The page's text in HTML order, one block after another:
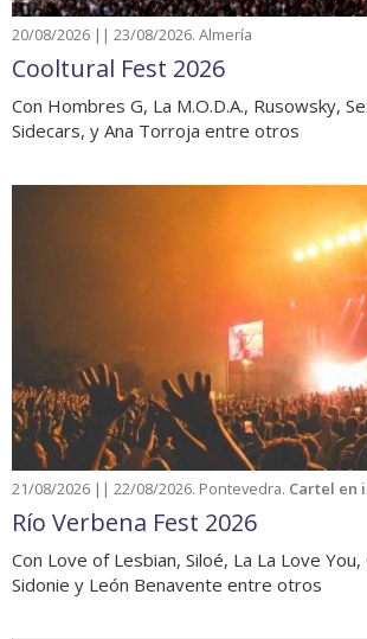
20/08/2026 || 23/08/2026. Almería
Cooltural Fest 2026
Con Hombres G, La M.O.D.A., Rusowsky,
Sidecars, y Ana Torroja entre otros
21/08/2026 || 22/08/2026. Pontevedra. Cartel en
Río Verbena Fest 2026
Con Love of Lesbian, Siloé, La La Love
Sidonie y León Benavente entre otros